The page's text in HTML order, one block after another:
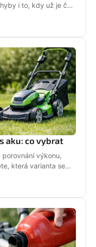
i to, kdy už je čas
aku: co vybrat
porovnání výkonu,
která varianta se